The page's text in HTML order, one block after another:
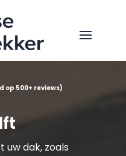
op 500+ reviews)
dak, zoals